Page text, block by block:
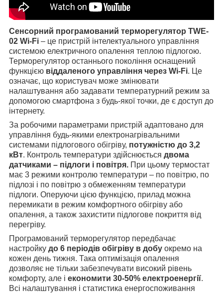
Сенсорний програмований терморегулятор TWE-
02 Wi-Fi – це пристрій інтелектуального управління
системою електричного опалення теплою підлогою.
Терморегулятор останнього покоління оснащений
функцією віддаленого управління через Wi-Fi. Це
означає, що користувач може змінювати
налаштування або задавати температурний режим за
допомогою смартфона з будь-якої точки, де є доступ до
інтернету.
За робочими параметрами пристрій адаптовано для
управління будь-якими електронагрівальними
системами підлогового обігріву, потужністю до 3,2
кВт. Контроль температури здійснюється двома
датчиками – підлоги і повітря. При цьому термостат
має 3 режими контролю температури – по повітрю, по
підлозі і по повітрю з обмеженням температури
підлоги. Оперуючи цією функцією, прилад можна
перемикати в режим комфортного обігріву або
опалення, а також захистити підлогове покриття від
перегріву.
Програмований терморегулятор передбачає
настройку до 6 періодів обігріву в добу окремо на
кожен день тижня. Така оптимізація опалення
дозволяє не тільки забезпечувати високий рівень
комфорту, але і економити 30-50% електроенергії.
Всі налаштування і статистика енергоспоживання